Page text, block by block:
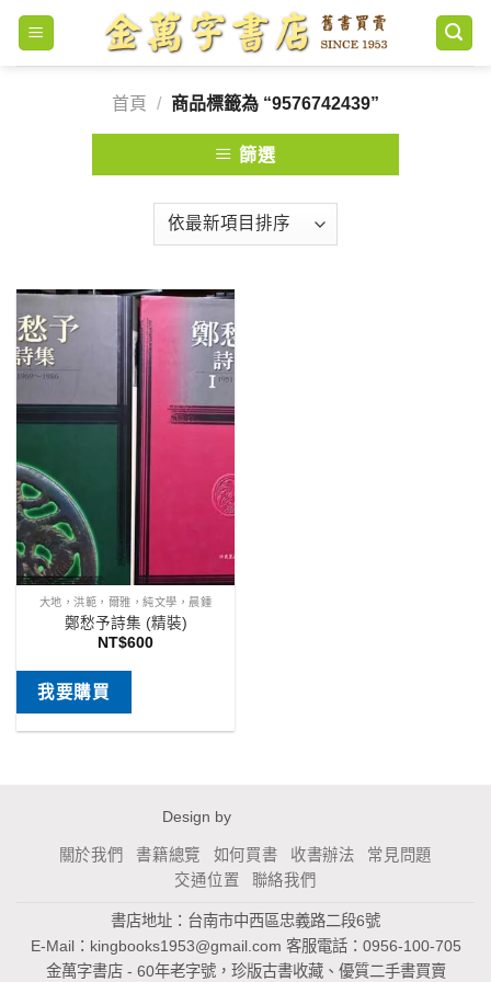
Skip
content
首頁
/ 商品標籤為 “9576742439”
篩選
大地，洪範，爾雅，純文學，晨鍾
鄭愁予詩集 (精裝)
NT$600
我要購買
Design by
關於我們 書籍總覽 如何買書 收書辦法
常見問題
交通位置
聯絡我們
書店地址：台南市中西區忠義路二段6號
E-Mail： kingbooks1953@gmail.com 客服電話：0956-100-705
金萬字書店 - 60年老字號，珍版古書收藏、優質二手書買賣